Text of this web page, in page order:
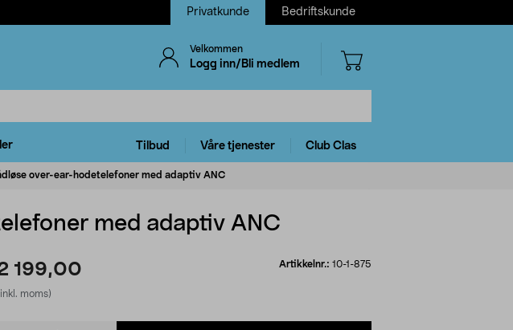
Privatkunde Bedriftskunde
Velkommen
Logg inn/Bli medlem
Tilbud Våre tjenester Club Clas
over-ear-hodetelefoner med adaptiv ANC
med adaptiv ANC
199,00
moms)
Artikkelnr.: 10-1-875